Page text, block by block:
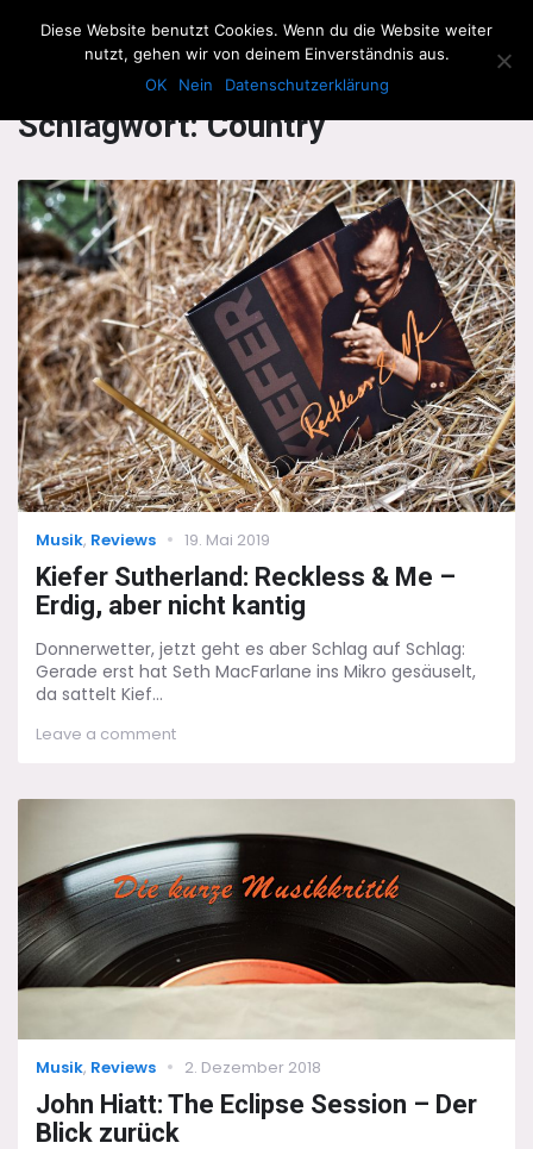
The Howling Men
Schlagwort:Country
Categories
Musik, Reviews
Posted
19. Mai 2019
Kiefer Sutherland: Reckless & Me –
Erdig, aber nicht kantig
Donnerwetter, jetzt geht es aber Schlag auf Schlag:
Gerade erst hat Seth MacFarlane ins Mikro gesäuselt,
da sattelt Kief...
Leave a commenton
Reckless
Me
–
Erdig,
aber
nicht
kantig
Categories
Musik, Reviews
Posted
2. Dezember 2018
John Hiatt: The Eclipse Session – Der
Blick zurück
Diese Website benutzt Cookies. Wenn du die Website weiter
nutzt, gehen wir von deinem Einverständnis aus.
OK
Nein Datenschutzerklärung